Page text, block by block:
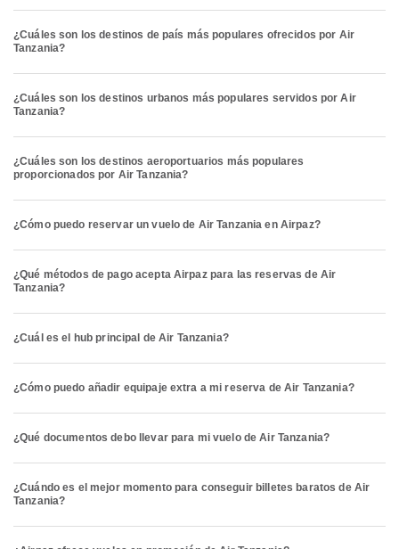
¿Cuáles son los destinos de país más populares ofrecidos por Air
Tanzania?
¿Cuáles son los destinos urbanos más populares servidos por Air
Tanzania?
¿Cuáles son los destinos aeroportuarios más populares
proporcionados por Air Tanzania?
¿Cómo puedo reservar un vuelo de Air Tanzania en Airpaz?
¿Qué métodos de pago acepta Airpaz para las reservas de Air
Tanzania?
¿Cuál es el hub principal de Air Tanzania?
¿Cómo puedo añadir equipaje extra a mi reserva de Air Tanzania?
¿Qué documentos debo llevar para mi vuelo de Air Tanzania?
¿Cuándo es el mejor momento para conseguir billetes baratos de Air
Tanzania?